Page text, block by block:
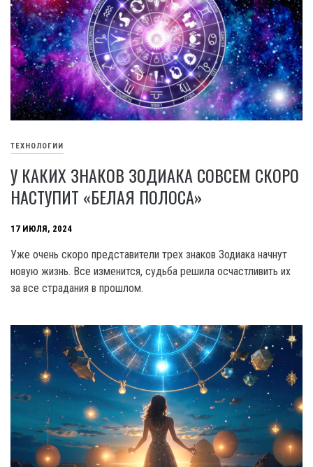
ТЕХНОЛОГИИ
У КАКИХ ЗНАКОВ ЗОДИАКА СОВСЕМ СКОРО
НАСТУПИТ «БЕЛАЯ ПОЛОСА»
17 ИЮЛЯ, 2024
Уже очень скоро представители трех знаков Зодиака начнут
новую жизнь. Все изменится, судьба решила осчастливить их
за все страдания в прошлом.